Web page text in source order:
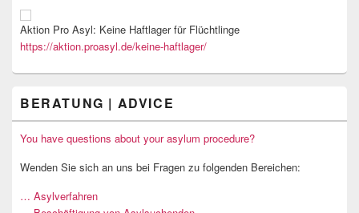
Aktion Pro Asyl: Keine Haftlager für Flüchtlinge
https://aktion.proasyl.de/keine-haftlager/
BERATUNG | ADVICE
You have questions about your asylum procedure?
Wenden Sie sich an uns bei Fragen zu folgenden Bereichen:
… Asylverfahren